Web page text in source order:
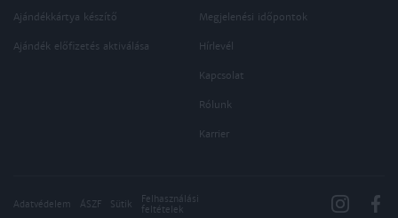
Ajándékkártya készítő
Ajándék előfizetés aktiválása
Megjelenési időpontok
Hírlevél
Kapcsolat
Rólunk
Karrier
Adatvédelem ÁSZF Sütik
Felhasználási
feltételek